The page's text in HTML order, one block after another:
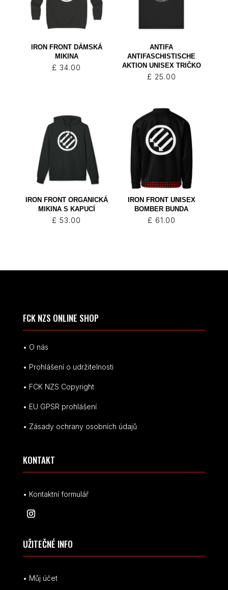
IRON FRONT DÁMSKÁ
MIKINA
£ 34.00
ANTIFA
ANTIFASCHISTISCHE
AKTION UNISEX TRIČKO
£ 25.00
IRON FRONT ORGANICKÁ
MIKINA S KAPUCÍ
£ 53.00
IRON FRONT UNISEX
BOMBER BUNDA
£ 61.00
FCK NZS ONLINE SHOP
• O nás
• Prohlášení o udržitelnosti
• FCK NZS Copyright
• EU GPSR prohlášení
• Zásady ochrany osobních údajů
KONTAKT
• Kontaktní formulář
UŽITEČNÉ INFO
• Můj účet